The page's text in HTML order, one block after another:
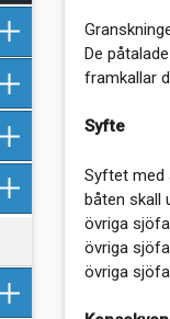
De
framkallar
Syfte
Syftet med
båten skall
övriga
övriga
övriga